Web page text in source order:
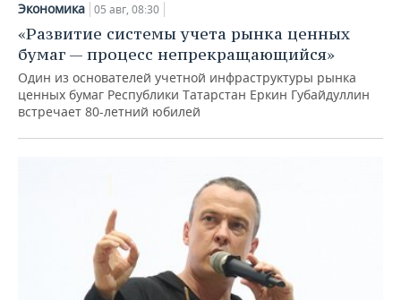
Экономика 05 авг, 08:30
«Развитие системы учета рынка ценных
бумаг — процесс непрекращающийся»
Один из основателей учетной инфраструктуры рынка
ценных бумаг Республики Татарстан Еркин Губайдуллин
встречает 80-летний юбилей